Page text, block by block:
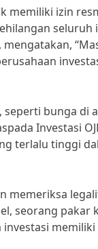
memiliki izin
seluruh
mengatakan,
bunga di
Investasi
terlalu tinggi
memeriksa
seorang pakar
memiliki